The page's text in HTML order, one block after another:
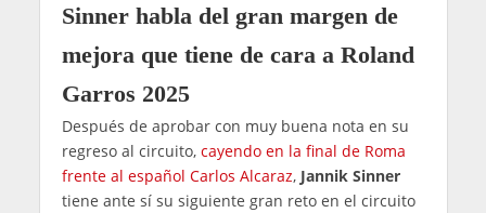
Sinner habla del gran margen de
mejora que tiene de cara a Roland
Garros 2025
Después de aprobar con muy buena nota en su
regreso al circuito, cayendo en la final de Roma
frente al español Carlos Alcaraz, Jannik Sinner
tiene ante sí su siguiente gran reto en el circuito